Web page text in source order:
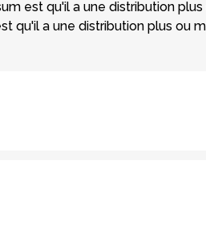
est qu'il a une distribution
qu'il a une distribution plus ou